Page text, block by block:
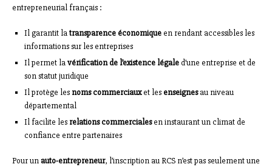
entrepreneurial français :
Il garantit latransparence économiqueen rendant accessibles les
informations sur les entreprises
Il permet lavérification de l’existence légaled’une entreprise et de
son statut juridique
Il protège les noms commerciauxet lesenseignesau niveau
départemental
Il facilite les relations commercialesen instaurant un climat de
confiance entre partenaires
Pour unauto-entrepreneur, l’inscription au RCS n’est pas seulement une